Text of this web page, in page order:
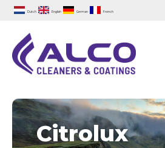
Dutch English German French
Citrolux